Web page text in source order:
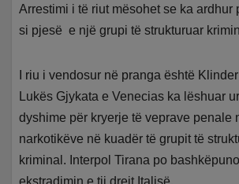
Arrestimi i të riut mësohet se ka ardhur
si pjesë e një grupi të strukturuar
I riu i vendosur në pranga është
Lukës Gjykata e Venecias ka lëshuar
dyshime për kryerje të veprave penale
narkotikëve në kuadër të grupit të
kriminal. Interpol Tirana po